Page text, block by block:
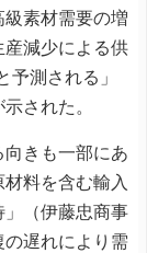
素材需要の増
減少による供
測される」
された。
きも一部にあ
料を含む輸入
（伊藤忠商事
遅れにより需